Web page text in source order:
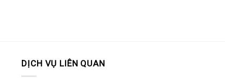
DỊCH VỤ LIÊN QUAN